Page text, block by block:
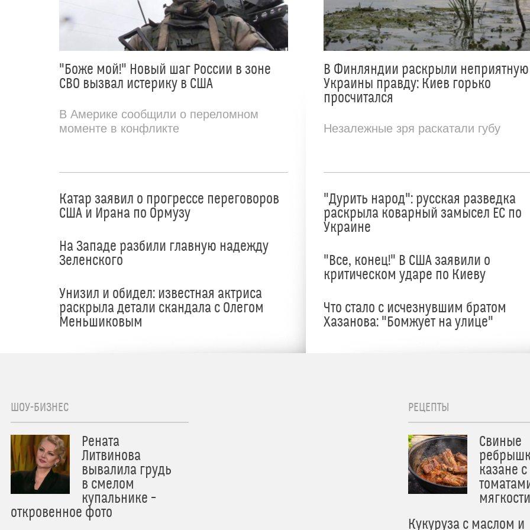
"Боже мой!" Новый шаг России в зоне
СВО вызвал истерику в США
В Америке сообщили о переломном
моменте в конфликте
Катар заявил о прогрессе переговоров
США и Ирана по Ормузу
На Западе разбили главную надежду
Зеленского
Унизил и обидел: известная актриса
раскрыла детали скандала с Олегом
Меньшиковым
В Финляндии раскрыли
Украины правду: Киев горько
просчитался
Незалежные зря раскатали губу
"Дурить народ": русская разведка
раскрыла коварный замысел ЕС по
Украине
"Все, конец!" В США заявили о
критическом ударе по Киеву
Что стало с исчезнувшим братом
Хазанова: "Бомжует на улице"
ШОУ-БИЗНЕС
Рената
Литвинова
вывалила грудь
в смелом
купальнике –
откровенное фото
РЕЦЕПТЫ
Свиные
казане
мягкости
Кукуруза с маслом и